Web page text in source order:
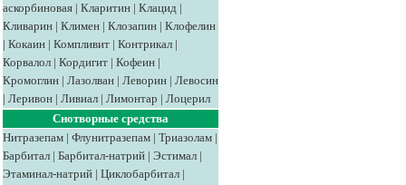
аскорбиновая | Кларитин | Клацид |
Кливарин | Климен | Клозапин | Клофелин
| Кокаин | Компливит | Контрикал |
Корвалол | Кордигит | Кофеин |
Кромоглин | Лазолван | Леворин | Левосин
| Леривон | Ливиал | Лимонтар | Лоцерил
Снотворные средства
Нитразепам | Флунитразепам | Триазолам |
Барбитал | Барбитал-натрий | Эстимал |
Этаминал-натрий | Циклобарбитал |